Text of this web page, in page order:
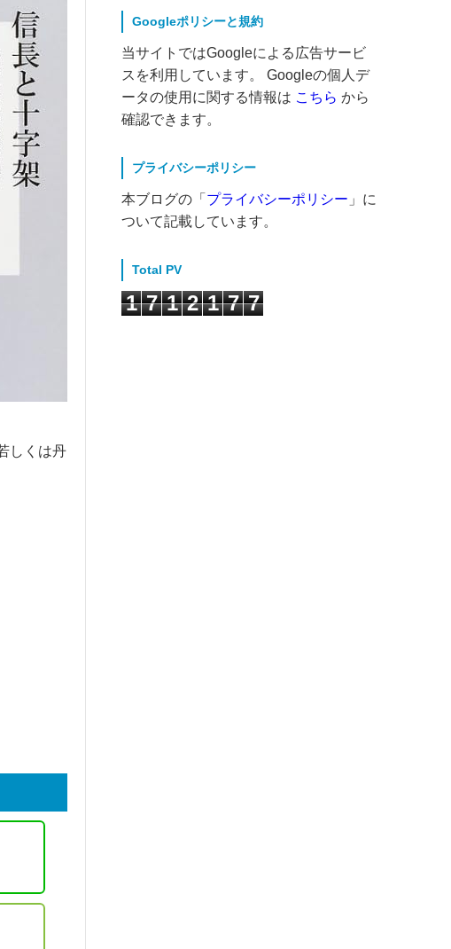
しくは丹
Googleポリシーと規約
当サイトではGoogleによる広告サービ
スを利用しています。 Googleの個人デ
ータの使用に関する情報は こちら から
確認できます。
プライバシーポリシー
本ブログの「 プライバシーポリシー 」に
ついて記載しています。
Total PV
1 7 1 2 1 7 7